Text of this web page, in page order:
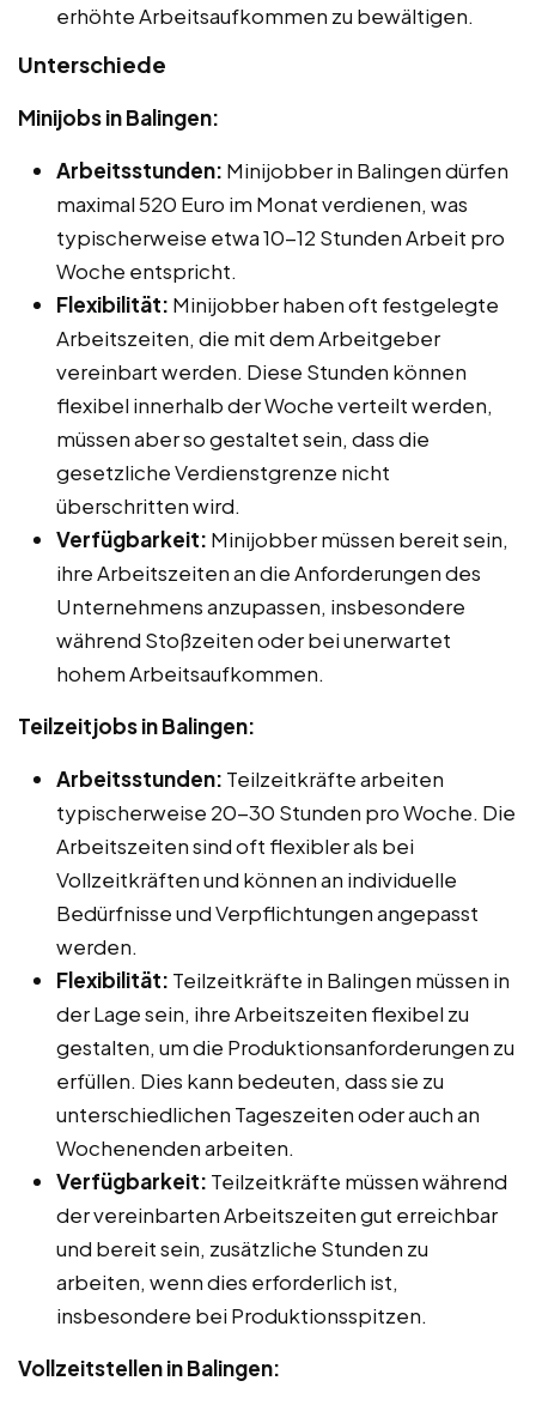
erhöhte Arbeitsaufkommen zu bewältigen.
Unterschiede
Minijobs in Balingen:
Arbeitsstunden: Minijobber in Balingen dürfen
maximal 520 Euro im Monat verdienen, was
typischerweise etwa 10-12 Stunden Arbeit pro
Woche entspricht.
Flexibilität: Minijobber haben oft festgelegte
Arbeitszeiten, die mit dem Arbeitgeber
vereinbart werden. Diese Stunden können
flexibel innerhalb der Woche verteilt werden,
müssen aber so gestaltet sein, dass die
gesetzliche Verdienstgrenze nicht
überschritten wird.
Verfügbarkeit: Minijobber müssen bereit sein,
ihre Arbeitszeiten an die Anforderungen des
Unternehmens anzupassen, insbesondere
während Stoßzeiten oder bei unerwartet
hohem Arbeitsaufkommen.
Teilzeitjobs in Balingen:
Arbeitsstunden: Teilzeitkräfte arbeiten
typischerweise 20-30 Stunden pro Woche. Die
Arbeitszeiten sind oft flexibler als bei
Vollzeitkräften und können an individuelle
Bedürfnisse und Verpflichtungen angepasst
werden.
Flexibilität: Teilzeitkräfte in Balingen müssen in
der Lage sein, ihre Arbeitszeiten flexibel zu
gestalten, um die Produktionsanforderungen zu
erfüllen. Dies kann bedeuten, dass sie zu
unterschiedlichen Tageszeiten oder auch an
Wochenenden arbeiten.
Verfügbarkeit: Teilzeitkräfte müssen während
der vereinbarten Arbeitszeiten gut erreichbar
und bereit sein, zusätzliche Stunden zu
arbeiten, wenn dies erforderlich ist,
insbesondere bei Produktionsspitzen.
Vollzeitstellen in Balingen: